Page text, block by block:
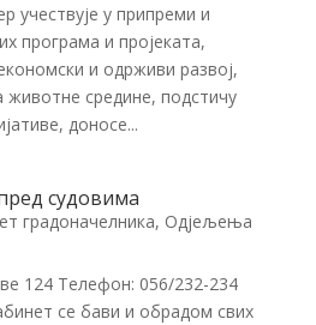
учествује у припреми и
програма и пројеката,
и одрживи развој,
животне средине, подстичу
доносе...
судовима
градоначелника, Одјељења
124 Телефон: 056/232-234
се бави и обрадом свих